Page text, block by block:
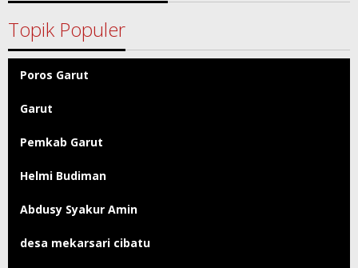
Topik Populer
Poros Garut
Garut
Pemkab Garut
Helmi Budiman
Abdusy Syakur Amin
desa mekarsari cibatu